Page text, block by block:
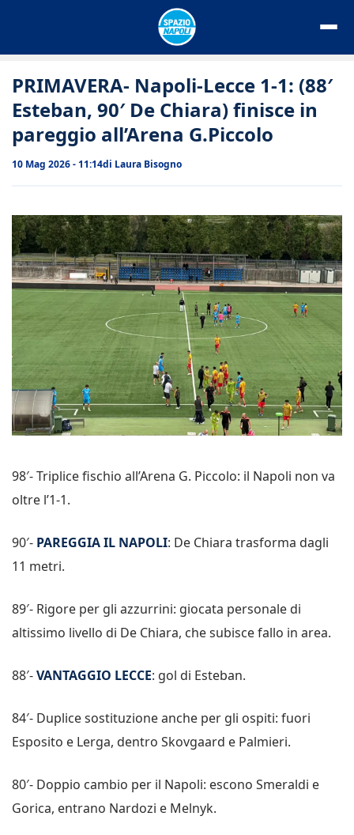
PRIMAVERA- Napoli-Lecce 1-1: (88′
Esteban, 90′ De Chiara) finisce in
pareggio all’Arena G.Piccolo
10 Mag 2026 - 11:14di Laura Bisogno
98′- Triplice fischio all’Arena G. Piccolo: il Napoli non va
oltre l’1-1.
90′- PAREGGIA IL NAPOLI: De Chiara trasforma dagli
11 metri.
89′- Rigore per gli azzurrini: giocata personale di
altissimo livello di De Chiara, che subisce fallo in area.
88′-VANTAGGIO LECCE: gol di Esteban.
84′- Duplice sostituzione anche per gli ospiti: fuori
Esposito e Lerga, dentro Skovgaard e Palmieri.
80′- Doppio cambio per il Napoli: escono Smeraldi e
Gorica, entrano Nardozi e Melnyk.